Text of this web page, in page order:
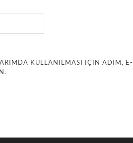
KULLANILMASI IÇIN ADIM,